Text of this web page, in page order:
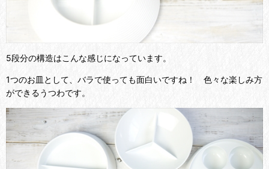
5段分の構造はこんな感じになっています。
1つのお皿として、バラで使っても面白いですね！ 色々な楽しみ方
ができるうつわです。